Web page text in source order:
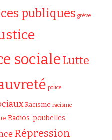
publiques grève
socialeLutte
police
Racisme racisme
Radios-poubelles
Répression